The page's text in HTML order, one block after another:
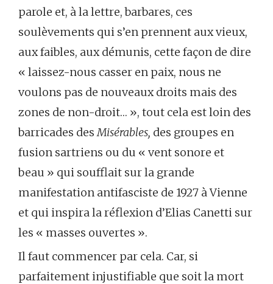
parole et, à la lettre, barbares, ces
soulèvements qui s’en prennent aux vieux,
aux faibles, aux démunis, cette façon de dire
« laissez-nous casser en paix, nous ne
voulons pas de nouveaux droits mais des
zones de non-droit… », tout cela est loin des
barricades desMisérables, des groupes en
fusion sartriens ou du « vent sonore et
beau » qui soufflait sur la grande
manifestation antifasciste de 1927 à Vienne
et qui inspira la réflexion d’Elias Canetti sur
les « masses ouvertes ».
Il faut commencer par cela. Car, si
parfaitement injustifiable que soit la mort